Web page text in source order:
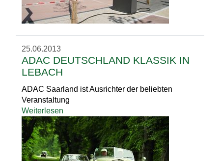
25.06.2013
ADAC DEUTSCHLAND KLASSIK IN
LEBACH
ADAC Saarland ist Ausrichter der beliebten
Veranstaltung
Weiterlesen